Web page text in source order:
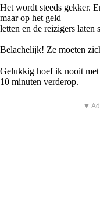
Het wordt steeds gekker.
maar op het geld
letten en de reizigers laten
Belachelijk! Ze moeten
Gelukkig hoef ik nooit met
10 minuten verderop.
▼